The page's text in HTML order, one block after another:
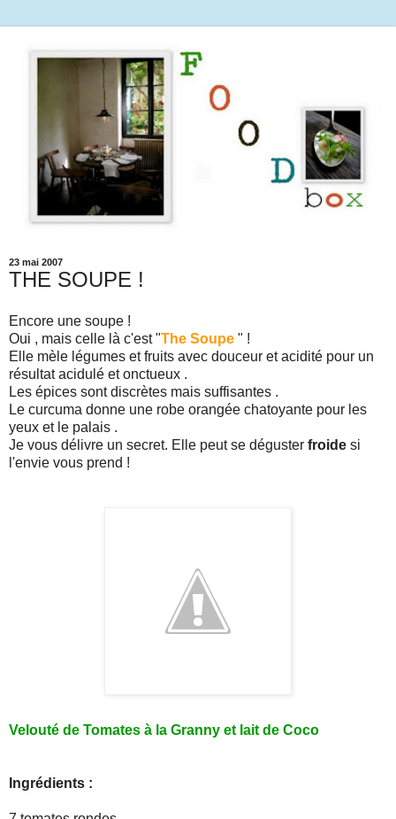
23 mai 2007
THE SOUPE !
Encore une soupe !
Oui , mais celle là c'est "The Soupe " !
Elle mèle légumes et fruits avec douceur et acidité pour un
résultat acidulé et onctueux .
Les épices sont discrètes mais suffisantes .
Le curcuma donne une robe orangée chatoyante pour les
yeux et le palais .
Je vous délivre un secret. Elle peut se déguster froide si
l'envie vous prend !
Velouté de Tomates à la Granny et lait de Coco
Ingrédients :